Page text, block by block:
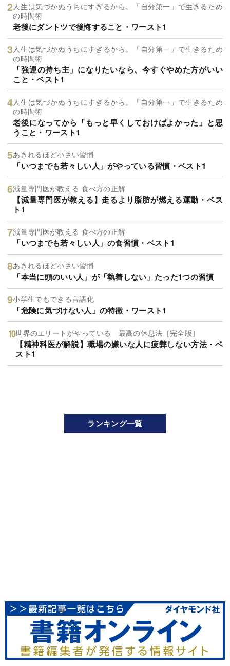
人生は気づかぬうちにすぎるから。「自分第一」で生きるため
の時間術
老後にダントツで後悔すること・ワースト1
人生は気づかぬうちにすぎるから。「自分第一」で生きるため
の時間術
「強運の持ち主」になりたいなら、今すぐやめた方がいい
こと・ベスト1
人生は気づかぬうちにすぎるから。「自分第一」で生きるため
の時間術
老後になってから「もっと早くしておけばよかった」と思
うこと・ワースト1
あきれるほど小さい習慣
「いつまでも若々しい人」がやっている習慣・ベスト1
減量専門医が教える 食べ方の正解
【減量専門医が教える】走るより脂肪が燃える運動・ベス
ト1
減量専門医が教える 食べ方の正解
「いつまでも若々しい人」の食習慣・ベスト1
あきれるほど小さい習慣
「本当に頭のいい人」が「執着しない」たった1つの習慣
小学生でもできる言語化
「危険に気づけない人」の特徴・ワースト1
世界のエリートがやっている 最高の休息法［完全版］
【精神科医が解説】職場の嫌いな人に疲弊しない方法・ベ
スト1
ランキング一覧